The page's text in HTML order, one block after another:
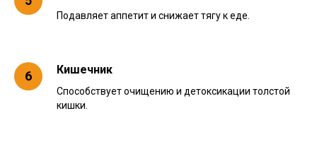
Подавляет аппетит и снижает тягу к еде.
Кишечник
Способствует очищению и детоксикации толстой
кишки.